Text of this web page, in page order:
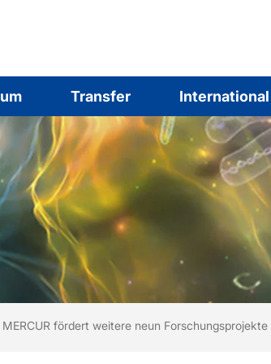
Transfer International
hier:
MERCUR fördert weitere neun Forschungsprojekte